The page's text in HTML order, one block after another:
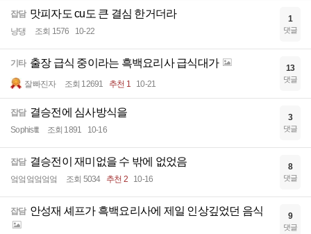
잡담 맛피자도 cu도 큰 결심 한거더라
냥댕 조회 1576 10-22
1
댓글
기타 출장 급식 중이라는 흑백요리사 급식대가
잘빠진자 조회 12691 추천 1 10-21
13
댓글
잡담 결승전에 심사방식을
Sophisttt 조회 1891 10-16
3
댓글
잡담 결승전이 재미없을 수 밖에 없었음
엌엌엌엌엌엌 조회 5034 추천 2 10-16
8
댓글
잡담 안성재 셰프가 흑백요리사에 제일 인상깊었던 음식 9
댓글